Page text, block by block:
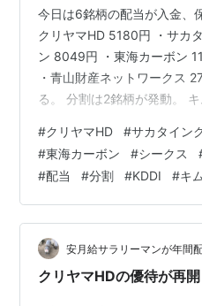
今日は6銘柄の配当が入金、
クリヤマHD 5180円 ・サカ
ン 8049円 ・東海カーボン
・青山財産ネットワークス
る。 分割は2銘柄が発動。
売却せず保有は継続となる。
#クリヤマHD #サカタイン
#東海カーボン #シークス
#配当 #分割 #KDDI #キ
安月給サラリーマンが年間
クリヤマHDの優待が再開